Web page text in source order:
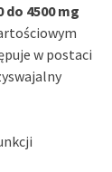
do 4500 mg
w postaci